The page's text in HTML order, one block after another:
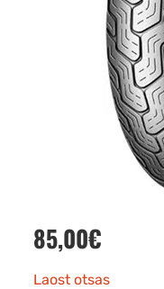
85,00€
Laost otsas